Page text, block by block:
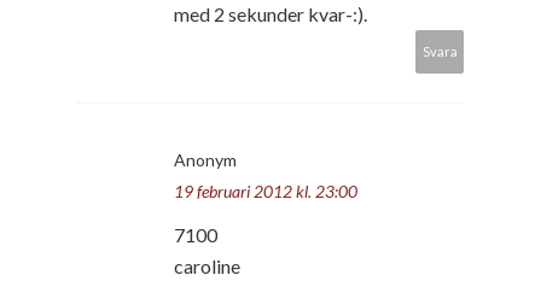
med 2 sekunder kvar-:).
Svara
Anonym
19 februari 2012 kl. 23:00
7100
caroline